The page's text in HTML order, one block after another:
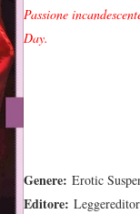
Passione
Day.
Genere: Erotic
Editore: